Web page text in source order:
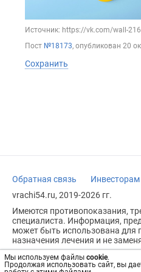
Мы используем файлы cookie.
Продолжая использовать сайт, вы
Источник: https://vk.com/wall-
Пост №18173, опубликован 20
Сохранить
Обратная связь Инвесторам
vrachi54.ru, 2019-2026 гг.
Имеются противопоказания,
специалиста. Информация,
может быть использована для
назначения лечения и не
Возрастное ограничение: 18+